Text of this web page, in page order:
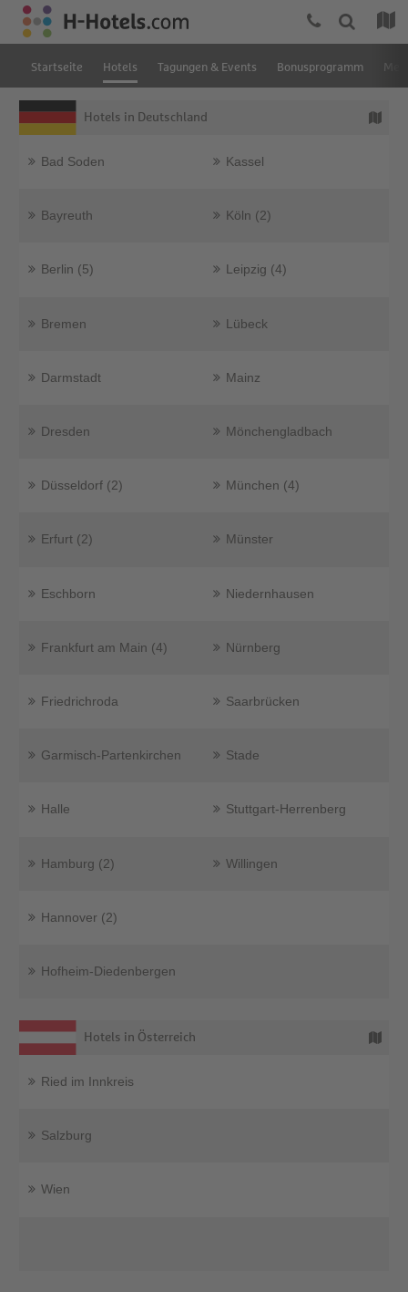
Startseite Hotels Tagungen & Events Bonusprogramm
Hotels in Deutschland
Bad Soden
Bayreuth
Berlin (5)
Bremen
Darmstadt
Dresden
Düsseldorf (2)
Erfurt (2)
Eschborn
Frankfurt am Main (4)
Friedrichroda
Garmisch-Partenkirchen
Halle
Hamburg (2)
Hannover (2)
Hofheim-Diedenbergen
Kassel
Köln (2)
Leipzig (4)
Lübeck
Mainz
Mönchengladbach
München (4)
Münster
Niedernhausen
Nürnberg
Saarbrücken
Stade
Stuttgart-Herrenberg
Willingen
Hotels in Österreich
Ried im Innkreis
Salzburg
Wien